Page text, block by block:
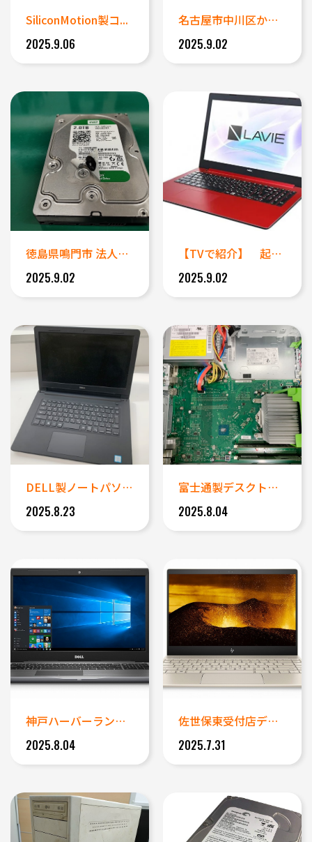
SiliconMotion製コ...
2025.9.06
名古屋市中川区から持ち込み 他...
2025.9.02
徳島県鳴門市 法人事例｜他社で...
2025.9.02
【TVで紹介】 起動できなくな...
2025.9.02
DELL製ノートパソコン(Vo...
2025.8.23
富士通製デスクトップパソコン(...
2025.8.04
神戸ハーバーランド DELLノ...
2025.8.04
佐世保東受付店データ復旧事例｜...
2025.7.31